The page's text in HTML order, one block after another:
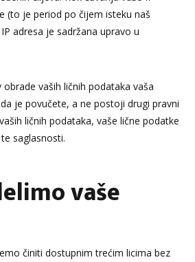
(to je period po čijem isteku naš
adresa je sadržana upravo u
vaših ličnih podataka vaša
je povučete, a ne postoji drugi pravni
ličnih podataka, vaše lične podatke
saglasnosti.
vaše
činiti dostupnim trećim licima bez